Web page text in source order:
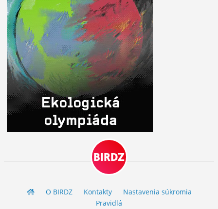
BIRDZ
O BIRDZ Kontakty
Nastavenia súkromia
Pravidlá